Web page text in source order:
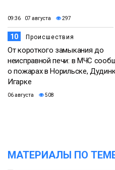
09:36 07 августа 297
10 Происшествия
От короткого замыкания до
неисправной печи: в МЧС
о пожарах в Норильске,
Игарке
06 августа 508
МАТЕРИАЛЫ ПО